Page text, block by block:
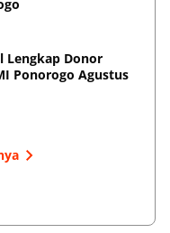
Lengkap Donor
Ponorogo Agustus